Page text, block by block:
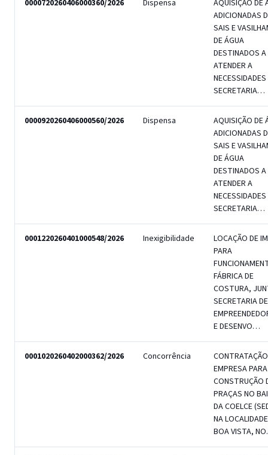
0000720260406000360/2026 Dispensa
AQUISIÇÃO DE
ADICIONADAS
SAIS E
DE ÁGUA
DESTINADOS A
ATENDER A
SECRETARIA…
0000920260406000560/2026 Dispensa
AQUISIÇÃO DE
ADICIONADAS
SAIS E
DE ÁGUA
DESTINADOS A
ATENDER A
SECRETARIA…
0001220260401000548/2026 Inexigibilidade
LOCAÇÃO DE
PARA
FÁBRICA DE
COSTURA,
SECRETARIA DE
E DESENVO…
0001020260402000362/2026 Concorrência
EMPRESA PARA
CONSTRUÇÃO
PRAÇAS NO
DA COELCE
NA
BOA VISTA,